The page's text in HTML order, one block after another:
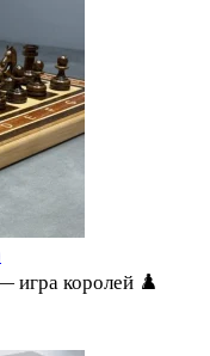
игра королей ♟️